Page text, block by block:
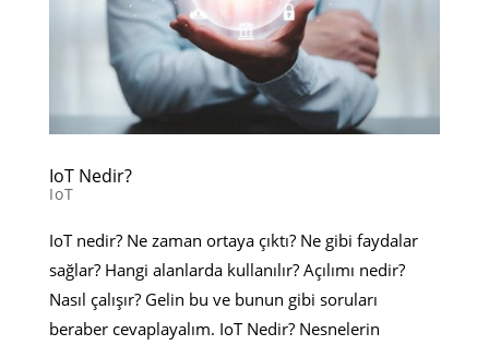
IoT Nedir?
IoT
IoT nedir? Ne zaman ortaya çıktı? Ne gibi faydalar
sağlar? Hangi alanlarda kullanılır? Açılımı nedir?
Nasıl çalışır? Gelin bu ve bunun gibi soruları
beraber cevaplayalım. IoT Nedir? Nesnelerin